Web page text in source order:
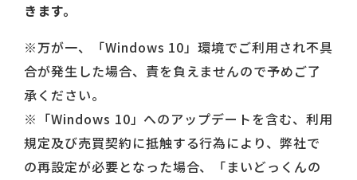
きます。
※万が一、「Windows 10」環境でご利用され不具
合が発生した場合、責を負えませんので予めご了
承ください。
※「Windows 10」へのアップデートを含む、利用
規定及び売買契約に抵触する行為により、弊社で
の再設定が必要となった場合、「まいどっくんの